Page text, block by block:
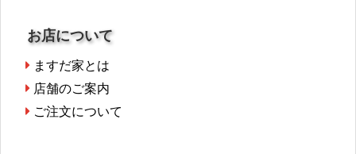
お店について
ますだ家とは
店舗のご案内
ご注文について